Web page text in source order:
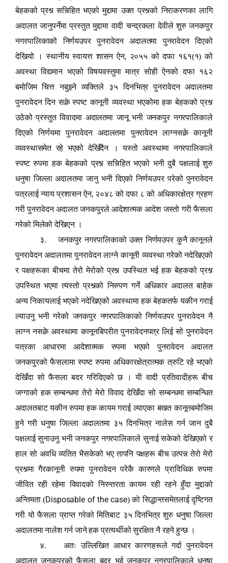
बेहकको प्रश्न सन्निहित भएको मुद्दामा उक्त प्रश्नको निराकरणका लागि
अदालत जानुपर्नेमा प्रस्तुत मुद्दामा वादी चन्द्रकला देवीले शुरु जनकपुर
नगरपालिकाको निर्णयउपर पुनरावेदन अदालतमा पुनरावेदन दिएको
देखियो
। स्थानीय स्वायत्त शासन ऐन, २०५५ को दफा १६१(१) को
अवस्था विद्यमान भएको विषयवस्तुमा मात्र सोही ऐनको दफा १६२
बमोजिम चित्त नबुझ्ने व्यक्तिले ३५ दिनभित्र पुनरावेदन अदालतमा
पुनरावेदन दिन सक्ने स्पष्ट कानूनी व्यवस्था भएकोमा हक बेहकको प्रश्न
उठेको प्रस्तुत विवादमा अदालतमा जानू भनी जनकपुर नगरपालिकाले
दिएको निर्णयमा पुनरावेदन अदालतमा पुनरावेदन लाग्नसक्ने कानूनी
व्यवस्थासमेत रहे भएको देखिँदैन
। यस्तो अवस्थामा नगरपालिकाले
स्पष्ट रुपमा हक बेहकको प्रश्न सन्निहित भएको भनी दुबै पक्षलाई शुरु
धनुषा जिल्ला अदालतमा जानु भनी दिएको निर्णयउपर परेको पुनरावेदन
पत्रलाई न्याय प्रशासन ऐन, २०४८ को दफा ८ को अधिकारक्षेत्र ग्रहण
गरी पुनरावेदन अदालत जनकपुरले आदेशात्मक आदेश जस्तो गरी फैसला
गरेको मिलेको देखिएन ।
३. जनकपुर नगरपालिकाको उक्त निर्णयउपर कुनै कानूनले
पुनरावेदन अदालतमा पुनरावेदन लाग्ने कानूनी व्यवस्था गरेको नदेखिएको
र पक्षहरूका बीचमा तेरो मेरोको प्रश्न उपस्थित भई हक बेहकको प्रश्न
उपस्थित भएमा त्यस्तो प्रश्नको निरुपण गर्ने अधिकार अदालत बाहेक
अन्य निकायलाई भएको नदेखिएको अवस्थामा हक बेहकतर्फ यकीन गराई
ल्याउनु भनी गरेको जनकपुर नगरपालिकाको निर्णयउपर पुनरावेदन नै
लाग्न नसक्ने अवस्थामा कानूनबिपरीत पुनरावेदनपत्र लिई सो पुनरावेदन
पत्रका आधारमा आदेशात्मक रुपमा भएको पुनरावेदन अदालत
जनकपुरको फैसलामा स्पष्ट रुपमा अधिकारक्षेत्रात्मक त्रुटि रहे भएको
देखिँदा सो फैसला बदर गरिदिएको छ
। यी वादी प्रतिवादीहरू बीच
जग्गाको हक सम्बन्धमा तेरो मेरो विवाद देखिँदा सो सम्बन्धमा सम्बन्धित
अदालतबाट यकीन रुपमा हक कायम गराई ल्याएका बखत कानूनबमोजिम
हुने गरी धनुषा जिल्ला अदालतमा ३५ दिनभित्र नालेस गर्न जान दुबै
पक्षलाई सुनाउनु भनी जनकपुर नगरपालिकाले सुनाई सकेको देखिएको र
हाल सो अवधि व्यतित भैसकेको भए तापनि पक्षहरू बीच उत्पन्न तेरो मेरो
प्रश्नमा गैरकानूनी रुपमा पुनरावेदन परेकै कारणले प्राविधिक रुपमा
जीवित रही रहेमा विवादको निरन्तरता कायम रही रहने हुँदा मुद्दाको
अन्तिमता (Disposable of the case) को सिद्धान्तसमेतलाई दृष्टिगत
गरी यो फैसला प्राप्त गरेको मितिबाट ३५ दिनभित्र शुरु धनुषा जिल्ला
अदालतमा नालेश गर्न जाने हक प्रत्यर्थीको सुरक्षित नै रहने हुन्छ ।
४. अतः उल्लिखित आधार कारणहरूले गर्दा पुनरावेदन
अदालत जनकपुरको फैसला बदर भई जनकपुर नगरपालिकाले धनुषा